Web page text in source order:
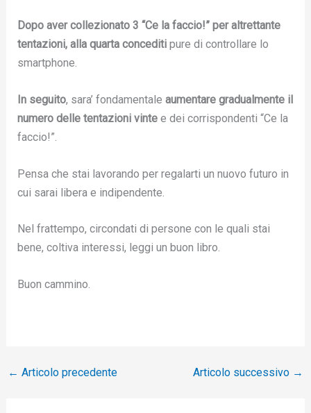
Dopo aver collezionato 3 “Ce la faccio!” per altrettante
tentazioni, alla quarta conceditipure di controllare lo
smartphone.
In seguito, sara’ fondamentale aumentare gradualmente il
numero delle tentazioni vintee dei corrispondenti “Ce la
faccio!”.
Pensa che stai lavorando per regalarti un nuovo futuro in
cui sarai libera e indipendente.
Nel frattempo, circondati di persone con le quali stai
bene, coltiva interessi, leggi un buon libro.
Buon cammino.
← Articolo precedente Articolo successivo →